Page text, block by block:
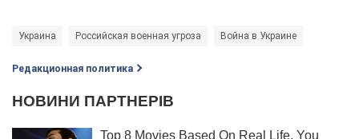
Украина Российская военная угроза Война в Украине
Редакционная политика